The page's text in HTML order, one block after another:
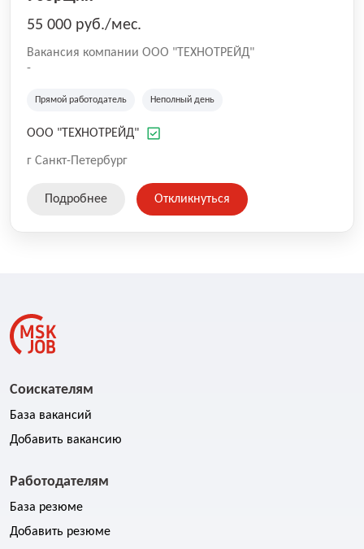
55 000 руб./мес.
Вакансия компании ООО "ТЕХНОТРЕЙД"
-
Прямой работодатель Неполный день
ООО "ТЕХНОТРЕЙД"
г Санкт-Петербург
Подробнее Откликнуться
Соискателям
База вакансий
Добавить вакансию
Работодателям
База резюме
Добавить резюме